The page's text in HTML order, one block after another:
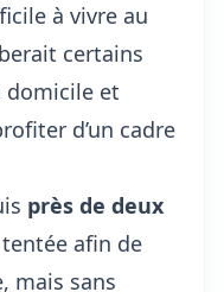
à vivre au
certains
et
d’un cadre
près de deux
afin de
mais sans